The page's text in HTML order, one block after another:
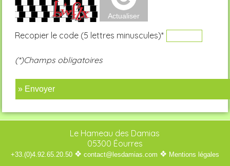
Recopier le code (5 lettres minuscules)*
(*)Champs obligatoires
» Envoyer
Le Hameau des Damias
05300 Éourres
+33.(0)4.92.65.20.50 ❖ contact@lesdamias.com ❖ Mentions légales